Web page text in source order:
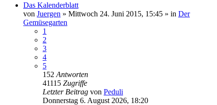
Das Kalenderblatt
von Juergen » Mittwoch 24. Juni 2015, 15:45 » in Der
Gemüsegarten
1
2
3
4
5
152 Antworten
41115 Zugriffe
Letzter Beitrag von Peduli
Donnerstag 6. August 2026, 18:20